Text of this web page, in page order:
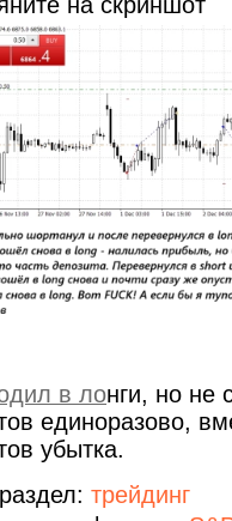
в лонги, но не
единоразово,
убытка.
трейдинг